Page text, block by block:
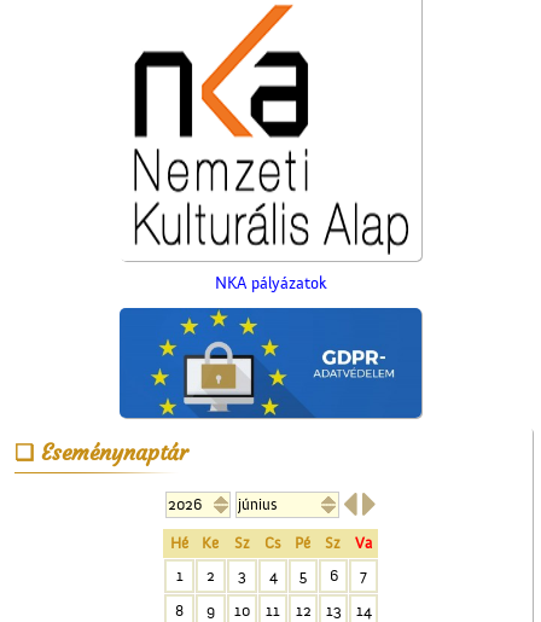
NKA pályázatok
Eseménynaptár

Hé Ke Sz Cs Pé Sz
Va
1
2 3 4 5 6
7
8
9 10 11 12 13 14
A Czeglédi Hengermalom
Rt. épülete